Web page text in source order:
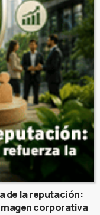
de la reputación:
corporativa